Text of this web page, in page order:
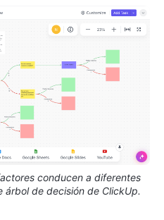
conducen a diferentes
árbol de decisión de ClickUp.